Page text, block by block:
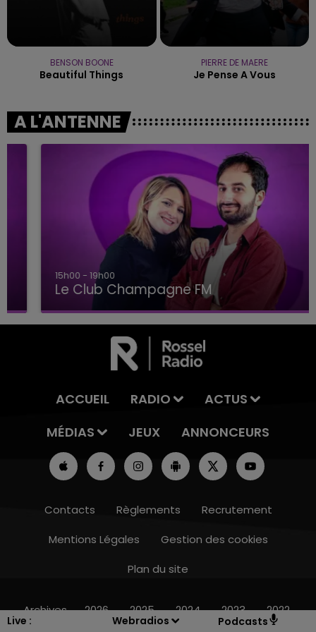
Live :
Webradios Podcasts
14h00 - 15h00
BENSON BOONE
Beautiful Things
PIERRE DE MAERE
Je Pense A Vous
A L'ANTENNE
15h00 - 19h00
Le Club Champagne FM
ACCUEIL RADIO
ACTUS
MÉDIAS
JEUX ANNONCEURS
Contacts Règlements
Recrutement
Mentions Légales
Gestion des cookies
Plan du site
Archives 2026 2025 2024 2023 2022